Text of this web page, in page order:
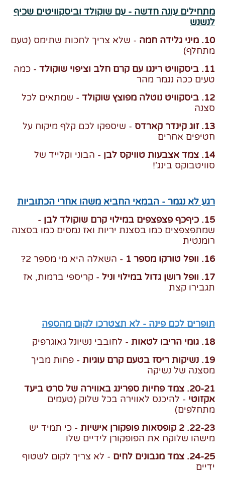
מתחילים עונה חדשה - עם שוקולד וביסקוויטים שכיף
לנשנש
10. מיני גלידה חמה
- שלא צריך לחכות שתימס (טעם
מתחלף)
11. ביסקוויט רינגו עם קרם חלב וציפוי שוקולד
- כמה
טעים ככה נגמר מהר
12. ביסקוויט נוטלה מפוצץ שוקולד
- שמתאים לכל
סצנה
13. זוג קינדר קארדס
- שיספקו לכם קלף מיקוח על
חטיפים אחרים
14. צמד אצבעות טוויקס לבן
- הבוני וקלייד של
סוויטבוקס בינג'!
רגע לא נגמר - הבמאי החביא משהו אחרי הכתוביות
15. כיףכף פצפצפים במילוי קרם שוקולד לבן
-
שמתפצפצים כמו בסצנת יריות ואז נמסים כמו בסצנה
רומנטית
16. וופל טורקו מספר 1
- השאלה היא מי מספר 2?
17. וופל רושן גדול במילוי וניל
- קריספי ברמות, אז
תגבירו קצת
תופרים לכם פינה - לא תצטרכו לקום מהספה
18. גומי הריבו לטאות
- לחובבי נשיונל גאוגרפיק
19. נשיקות ריסז בטעם קרם עוגיות
- פחות מביך
מסצנה של נשיקה
20-21. צמד פחיות ספרינג באווירה של סרט ביעד
אקזוטי - להיכנס לאווירה בכל שלוק (טעמים
מתחלפים)
22-23. 2 קופסאות פופקורן אישיות
- כי תמיד יש
מישהו שלוקח את הפופקורן לידיים שלו
24-25. צמד מגבונים לחים
- לא צריך לקום לשטוף
ידיים